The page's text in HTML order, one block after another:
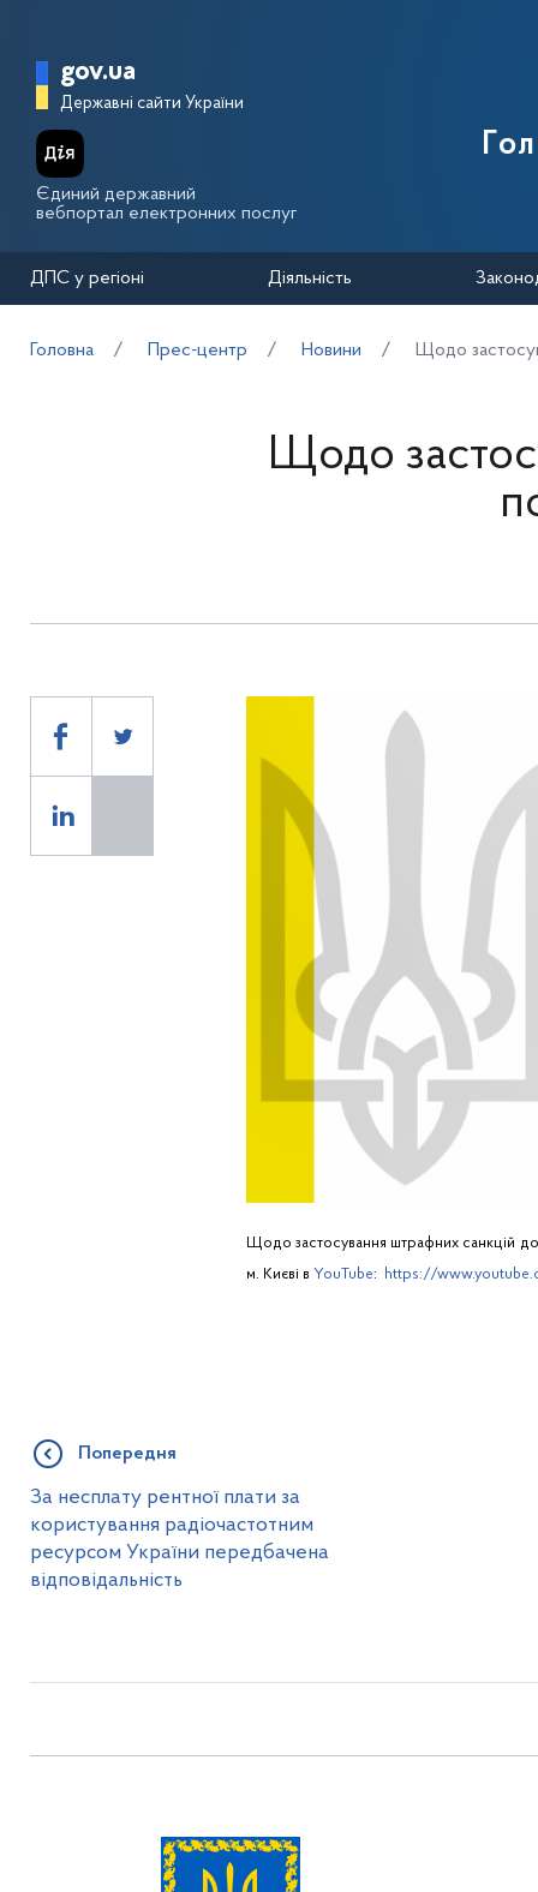
Головна сторінка Державної
gov.ua
Державні сайти України
Єдиний державний
вебпортал електронних послуг
ДПС у регіоні Діяльність
Головна Прес-центр Новини Щодо
Щодо
Щодо застосування штрафних санкцій
м. Києві в YouTube: https://
Попередня
За несплату рентної плати за
користування радіочастотним
ресурсом України передбачена
відповідальність